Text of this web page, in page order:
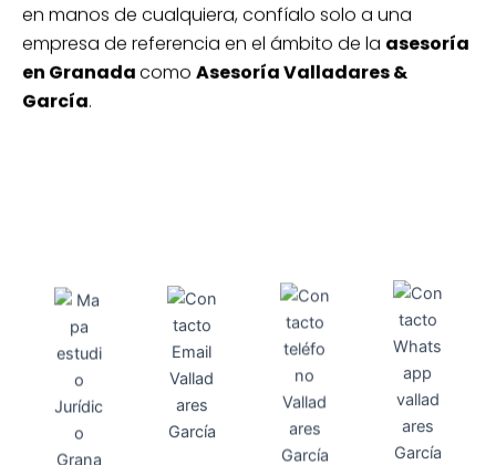
en manos de cualquiera, confíalo solo a una
empresa de referencia en el ámbito de la asesoría
en Granadacomo Asesoría Valladares &
García.